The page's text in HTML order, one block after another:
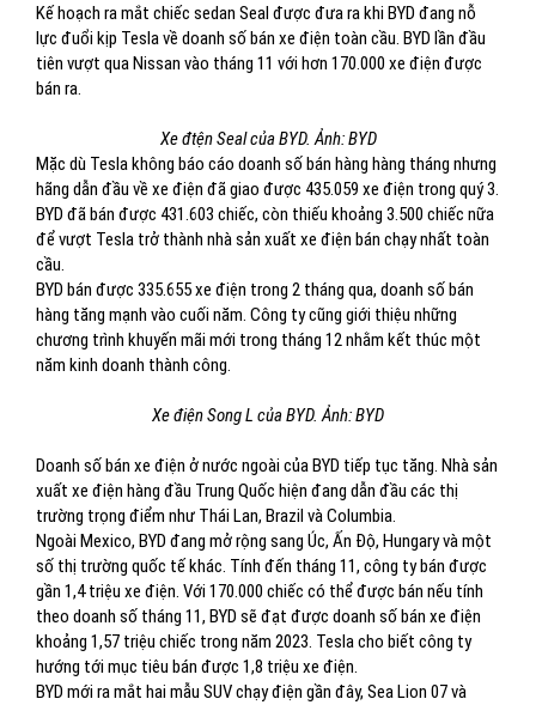
Kế hoạch ra mắt chiếc sedan Seal được đưa ra khi BYD đang nỗ
lực đuổi kịp Tesla về doanh số bán xe điện toàn cầu. BYD lần đầu
tiên vượt qua Nissan vào tháng 11 với hơn 170.000 xe điện được
bán ra.
Xe đtện Seal của BYD. Ảnh: BYD
Mặc dù Tesla không báo cáo doanh số bán hàng hàng tháng nhưng
hãng dẫn đầu về xe điện đã giao được 435.059 xe điện trong quý 3.
BYD đã bán được 431.603 chiếc, còn thiếu khoảng 3.500 chiếc nữa
để vượt Tesla trở thành nhà sản xuất xe điện bán chạy nhất toàn
cầu.
BYD bán được 335.655 xe điện trong 2 tháng qua, doanh số bán
hàng tăng mạnh vào cuối năm. Công ty cũng giới thiệu những
chương trình khuyến mãi mới trong tháng 12 nhằm kết thúc một
năm kinh doanh thành công.
Xe điện Song L của BYD. Ảnh: BYD
Doanh số bán xe điện ở nước ngoài của BYD tiếp tục tăng. Nhà sản
xuất xe điện hàng đầu Trung Quốc hiện đang dẫn đầu các thị
trường trọng điểm như Thái Lan, Brazil và Columbia.
Ngoài Mexico, BYD đang mở rộng sang Úc, Ấn Độ, Hungary và một
số thị trường quốc tế khác. Tính đến tháng 11, công ty bán được
gần 1,4 triệu xe điện. Với 170.000 chiếc có thể được bán nếu tính
theo doanh số tháng 11, BYD sẽ đạt được doanh số bán xe điện
khoảng 1,57 triệu chiếc trong năm 2023. Tesla cho biết công ty
hướng tới mục tiêu bán được 1,8 triệu xe điện.
BYD mới ra mắt hai mẫu SUV chạy điện gần đây, Sea Lion 07 và